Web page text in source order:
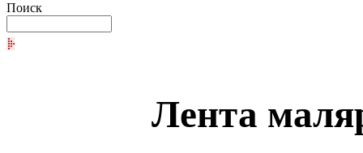
Поиск
Лента